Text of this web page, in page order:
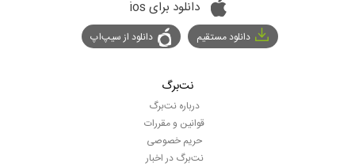
دانلود برای ios
دانلود مستقیم دانلود از سیپ‌اپ
نت‌برگ
درباره نت‌برگ
قوانین و مقررات
حریم خصوصی
نت‌برگ در اخبار